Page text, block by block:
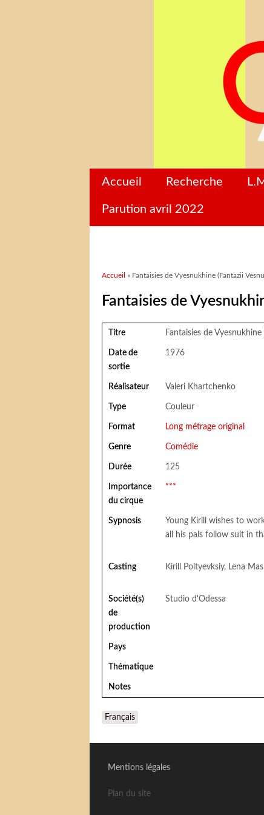
Accueil Recherche
Parution avril 2022
Vous êtes ici
Accueil » Fantaisies de Vyesnukhine (Fantazii
Fantaisies de
Titre Fantaisies de
Date de
sortie
1976
Réalisateur Valeri Khartchenko
Type Couleur
Format Long métrage original
Genre Comédie
Durée 125
Importance
du cirque
***
Sypnosis
Young Kirill wishes to
all his pals follow suit in
Casting Kirill Poltyevksiy, Lena
Société(s)
de
production
Studio d'Odessa
Pays
Thématique
Notes
Français
Mentions légales
Plan du site